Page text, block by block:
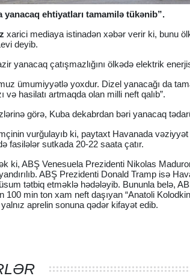
yanacaq ehtiyatları tamamilə tükənib”.
xarici mediaya istinadən xəbər verir ki, bunu
deyib.
yanacaq çatışmazlığını ölkədə elektrik
ümumiyyətlə yoxdur. Dizel yanacağı da
və hasilatı artmaqda olan milli neft qalıb”.
görə, Kuba dekabrdan bəri yanacaq
vurğulayıb ki, paytaxt Havanada
fasilələr sutkada 20-22 saata çatır.
ki, ABŞ Venesuela Prezidenti Nikolas
ABŞ Prezidenti Donald Tramp isə
tətbiq etməklə hədələyib. Bununla belə,
100 min ton xam neft daşıyan “Anatoli
aprelin sonuna qədər kifayət edib.